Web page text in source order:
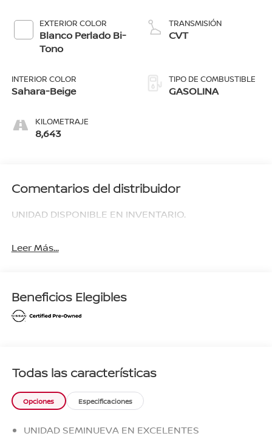
EXTERIOR COLOR
Blanco Perlado Bi-
Tono
INTERIOR COLOR
Sahara-Beige
KILOMETRAJE
8,643
TRANSMISIÓN
CVT
TIPO DE COMBUSTIBLE
GASOLINA
Comentarios del distribuidor
UNIDAD DISPONIBLE EN INVENTARIO.
Leer Más...
Beneficios Elegibles
Todas las características
Opciones Especificaciones
UNIDAD SEMINUEVA EN EXCELENTES